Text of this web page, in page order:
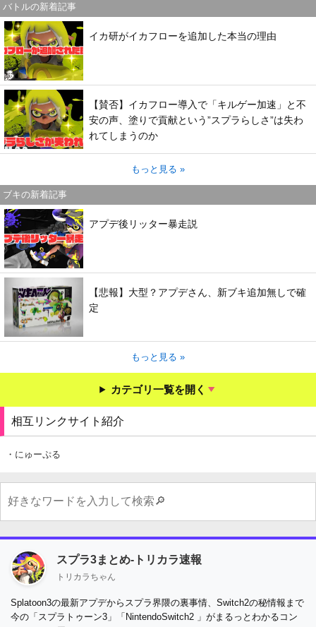
バトルの新着記事
イカ研がイカフローを追加した本当の理由
【賛否】イカフロー導入で「キルゲー加速」と不
安の声、塗りで貢献という”スプラらしさ”は失わ
れてしまうのか
もっと見る »
ブキの新着記事
アプデ後リッター暴走説
【悲報】大型？アプデさん、新ブキ追加無しで確
定
もっと見る »
カテゴリ一覧を開く
相互リンクサイト紹介
・にゅーぷる
スプラ3まとめ-トリカラ速報
トリカラちゃん
Splatoon3の最新アプデからスプラ界隈の裏事情、Switch2の秘情報まで
今の「スプラトゥーン3」「NintendoSwitch2 」がまるっとわかるコン